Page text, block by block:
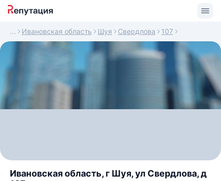
Ивановская область Шуя Свердлова 107
Ивановская область, г Шуя, ул Свердлова, д